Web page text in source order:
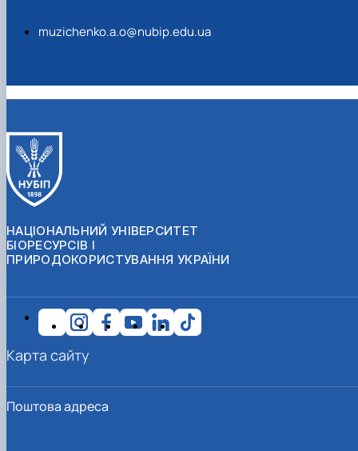
muzichenko.a.o@nubip.edu.ua
НАЦІОНАЛЬНИЙ УНІВЕРСИТЕТ
БІОРЕСУРСІВ І
ПРИРОДОКОРИСТУВАННЯ УКРАЇНИ
Поштова адреса
Карта сайту